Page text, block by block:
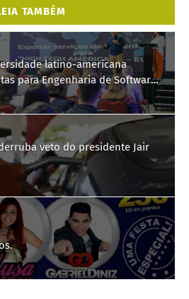
TAMBÉM
latino-americana
para Engenharia de Software;
veto do presidente Jair